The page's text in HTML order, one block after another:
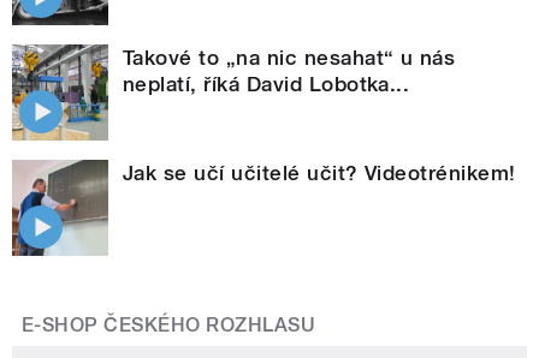
Takové to „na nic nesahat“ u nás
neplatí, říká David Lobotka...
Jak se učí učitelé učit? Videotrénikem!
E-SHOP ČESKÉHO ROZHLASU